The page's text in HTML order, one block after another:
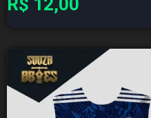
R$ 12,00